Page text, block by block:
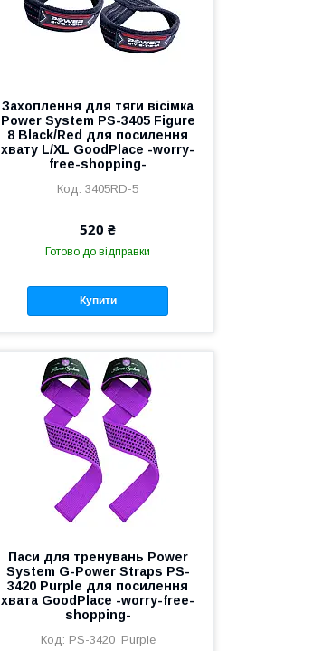
Захоплення для тяги вісімка
Power System PS-3405 Figure
8 Black/Red для посилення
хвату L/XL GoodPlace -worry-
free-shopping-
3405RD-5
520 ₴
Готово до відправки
Купити
Паси для тренувань Power
System G-Power Straps PS-
3420 Purple для посилення
хвата GoodPlace -worry-free-
shopping-
PS-3420_Purple